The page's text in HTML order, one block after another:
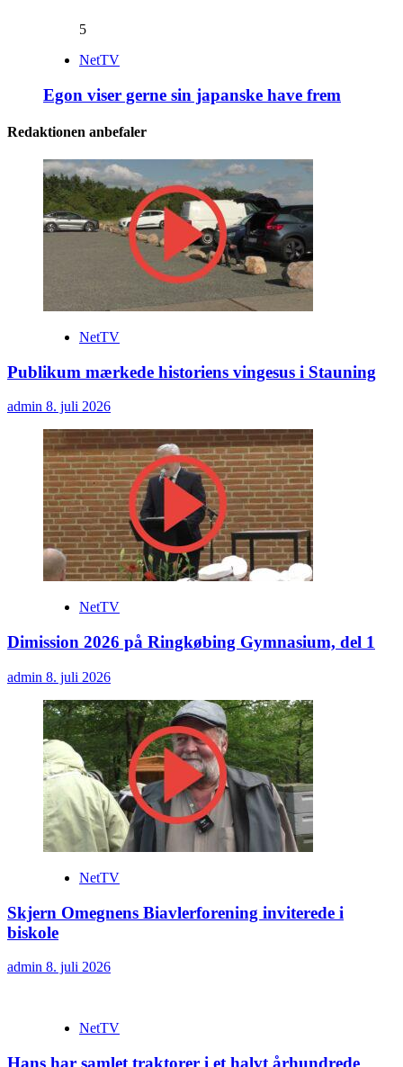
5
NetTV
Egon viser gerne sin japanske have frem
Redaktionen anbefaler
NetTV
Publikum mærkede historiens vingesus i Stauning
admin 8. juli 2026
NetTV
Dimission 2026 på Ringkøbing Gymnasium, del 1
admin 8. juli 2026
NetTV
Skjern Omegnens Biavlerforening inviterede i
biskole
admin 8. juli 2026
NetTV
Hans har samlet traktorer i et halvt århundrede